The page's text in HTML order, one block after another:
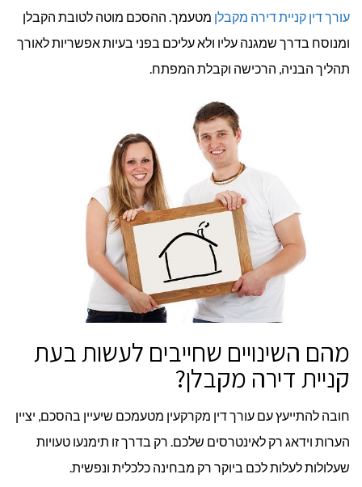
עורך דין קניית דירה מקבלן מטעמך. ההסכם מוטה לטובת הקבלן
ומנוסח בדרך שמגנה עליו ולא עליכם בפני בעיות אפשריות לאורך
תהליך הבניה, הרכישה וקבלת המפתח.
מהם השינויים שחייבים לעשות בעת
קניית דירה מקבלן?
חובה להתייעץ עם עורך דין מקרקעין מטעמכם שיעיין בהסכם, יציין
הערות וידאג רק לאינטרסים שלכם. רק בדרך זו תימנעו טעויות
שעלולות לעלות לכם ביוקר רק מבחינה כלכלית ונפשית.